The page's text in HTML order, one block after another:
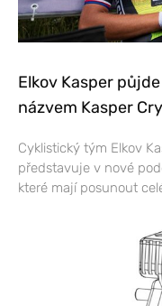
Elkov Kasper
názvem Kasper
Cyklistický tým Elkov
představuje v nové
které mají posunout